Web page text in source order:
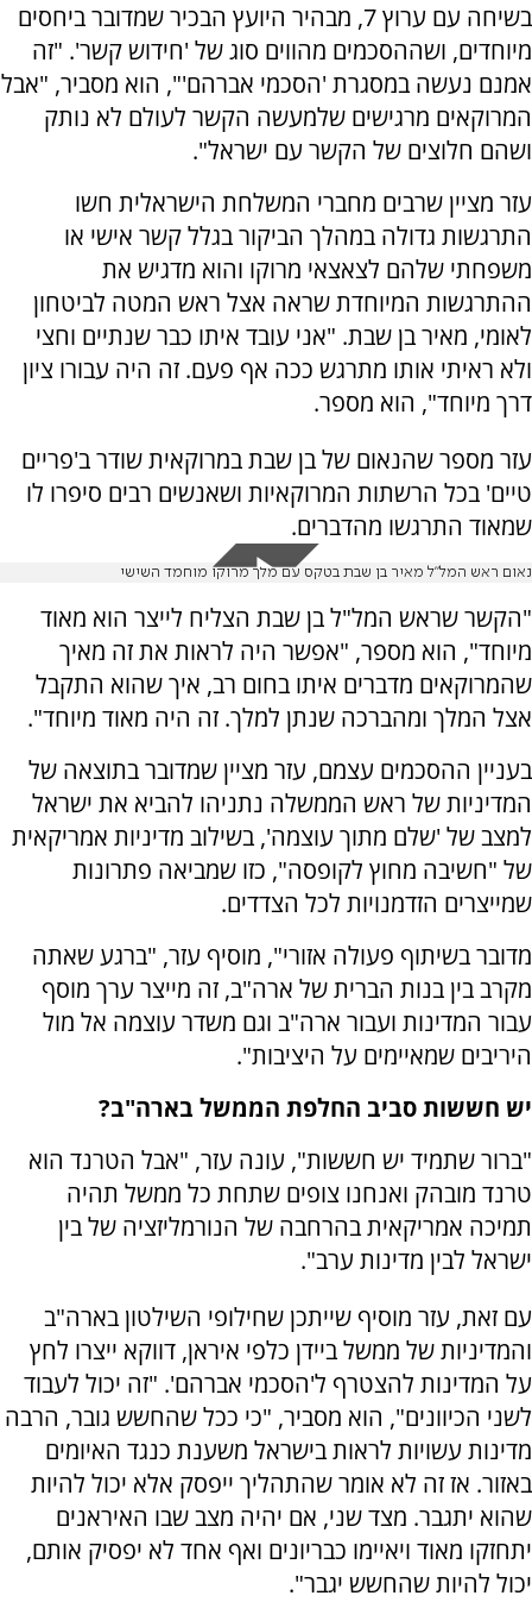
בשיחה עם ערוץ 7, מבהיר היועץ הבכיר שמדובר ביחסים
מיוחדים, ושההסכמים מהווים סוג של 'חידוש קשר'. "זה
אמנם נעשה במסגרת 'הסכמי אברהם'", הוא מסביר, "אבל
המרוקאים מרגישים שלמעשה הקשר לעולם לא נותק
ושהם חלוצים של הקשר עם ישראל".
עזר מציין שרבים מחברי המשלחת הישראלית חשו
התרגשות גדולה במהלך הביקור בגלל קשר אישי או
משפחתי שלהם לצאצאי מרוקו והוא מדגיש את
ההתרגשות המיוחדת שראה אצל ראש המטה לביטחון
לאומי, מאיר בן שבת. "אני עובד איתו כבר שנתיים וחצי
ולא ראיתי אותו מתרגש ככה אף פעם. זה היה עבורו ציון
דרך מיוחד", הוא מספר.
עזר מספר שהנאום של בן שבת במרוקאית שודר ב'פריים
טיים' בכל הרשתות המרוקאיות ושאנשים רבים סיפרו לו
שמאוד התרגשו מהדברים.
נאום ראש המל"ל מאיר בן שבת בטקס עם מלך מרוקו מוחמד השישי
"הקשר שראש המל"ל בן שבת הצליח לייצר הוא מאוד
מיוחד", הוא מספר, "אפשר היה לראות את זה מאיך
שהמרוקאים מדברים איתו בחום רב, איך שהוא התקבל
אצל המלך ומהברכה שנתן למלך. זה היה מאוד מיוחד".
בעניין ההסכמים עצמם, עזר מציין שמדובר בתוצאה של
המדיניות של ראש הממשלה נתניהו להביא את ישראל
למצב של 'שלם מתוך עוצמה', בשילוב מדיניות אמריקאית
של "חשיבה מחוץ לקופסה", כזו שמביאה פתרונות
שמייצרים הזדמנויות לכל הצדדים.
מדובר בשיתוף פעולה אזורי", מוסיף עזר, "ברגע שאתה
מקרב בין בנות הברית של ארה"ב, זה מייצר ערך מוסף
עבור המדינות ועבור ארה"ב וגם משדר עוצמה אל מול
היריבים שמאיימים על היציבות".
יש חששות סביב החלפת הממשל בארה"ב?
"ברור שתמיד יש חששות", עונה עזר, "אבל הטרנד הוא
טרנד מובהק ואנחנו צופים שתחת כל ממשל תהיה
תמיכה אמריקאית בהרחבה של הנורמליזציה של בין
ישראל לבין מדינות ערב".
עם זאת, עזר מוסיף שייתכן שחילופי השילטון בארה"ב
והמדיניות של ממשל ביידן כלפי איראן, דווקא ייצרו לחץ
על המדינות להצטרף ל'הסכמי אברהם'. "זה יכול לעבוד
לשני הכיוונים", הוא מסביר, "כי ככל שהחשש גובר, הרבה
מדינות עשויות לראות בישראל משענת כנגד האיומים
באזור. אז זה לא אומר שהתהליך ייפסק אלא יכול להיות
שהוא יתגבר. מצד שני, אם יהיה מצב שבו האיראנים
יתחזקו מאוד ויאיימו כבריונים ואף אחד לא יפסיק אותם,
יכול להיות שהחשש יגבר".